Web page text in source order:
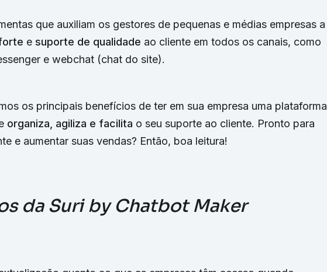
que auxiliam os gestores de pequenas e médias empresas a
e suporte de qualidade ao cliente em todos os canais, como
e webchat (chat do site).
os principais benefícios de ter em sua empresa uma plataforma
organiza, agiliza e facilita o seu suporte ao cliente. Pronto para
e aumentar suas vendas? Então, boa leitura!
da Suri by Chatbot Maker